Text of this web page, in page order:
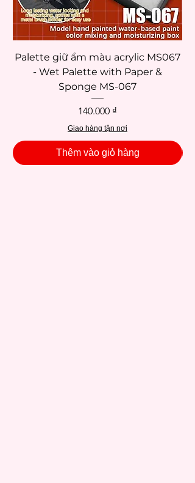
Schjerning (sơn mô hình, màu vẽ vải, sơn
kính)
Strathmore (sketchbooks, giấy vẽ)
pastel, màu nước)
Palette giữ ẩm màu acrylic MS067
- Wet Palette with Paper &
Sponge MS-067
Giá
140.000 ₫
Giao hàng tận nơi
Thêm vào giỏ hàng